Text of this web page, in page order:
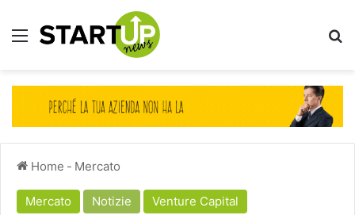
Menu
Home - Mercato
Mercato Notizie Venture Capital